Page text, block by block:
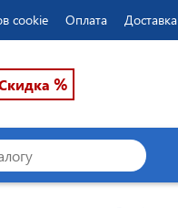
cookie Оплата Доставка
%